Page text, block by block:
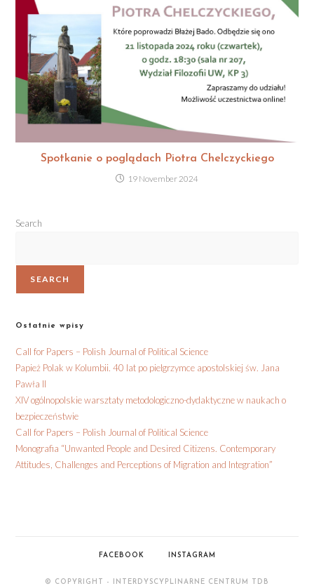
Spotkanie o poglądach Piotra Chelczyckiego
19 November 2024
Search
SEARCH
Ostatnie wpisy
Call for Papers – Polish Journal of Political Science
Papież Polak w Kolumbii. 40 lat po pielgrzymce apostolskiej św. Jana
Pawła II
XIV ogólnopolskie warsztaty metodologiczno-dydaktyczne w naukach o
bezpieczeństwie
Call for Papers – Polish Journal of Political Science
Monografia “Unwanted People and Desired Citizens. Contemporary
Attitudes, Challenges and Perceptions of Migration and Integration”
FACEBOOK INSTAGRAM
© COPYRIGHT - INTERDYSCYPLINARNE CENTRUM TDB